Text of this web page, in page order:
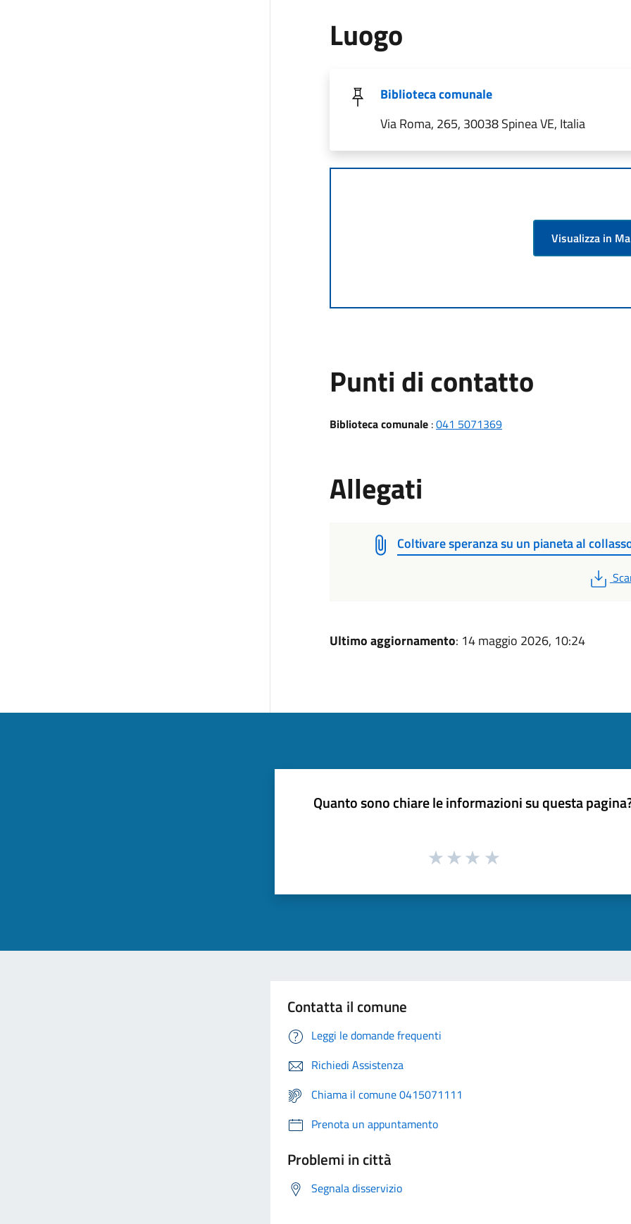
Luogo
Biblioteca comunale
Via Roma, 265, 30038 Spinea VE, Italia
Visualizza in
Punti di contatto
Biblioteca comunale :041 5071369
Allegati
Coltivare speranza su un pianeta al
PDF
Ultimo aggiornamento: 14 maggio 2026, 10:24
Quanto sono chiare le informazioni su questa
Contatta il comune
Leggi le domande frequenti
Richiedi Assistenza
Chiama il comune 0415071111
Prenota un appuntamento
Problemi in città
Segnala disservizio